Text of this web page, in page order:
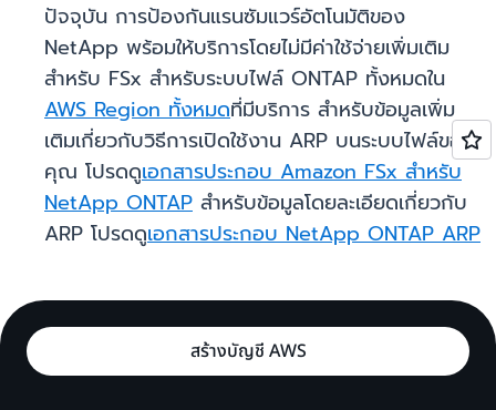
ปัจจุบัน การป้องกันแรนซัมแวร์อัตโนมัติของ
NetApp พร้อมให้บริการโดยไม่มีค่าใช้จ่ายเพิ่มเติม
สำหรับ FSx สำหรับระบบไฟล์ ONTAP ทั้งหมดใน
AWS Region ทั้งหมดที่มีบริการ สำหรับข้อมูลเพิ่ม
เติมเกี่ยวกับวิธีการเปิดใช้งาน ARP บนระบบไฟล์ของ
คุณ โปรดดูเอกสารประกอบ Amazon FSx สำหรับ
NetApp ONTAP สำหรับข้อมูลโดยละเอียดเกี่ยวกับ
ARP โปรดดูเอกสารประกอบ NetApp ONTAP ARP
สร้างบัญชี AWS